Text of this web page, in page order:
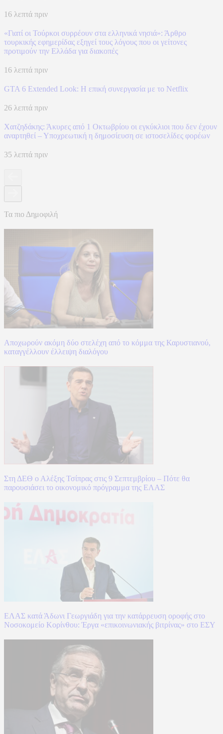
16 λεπτά πριν
«Γιατί οι Τούρκοι συρρέουν στα ελληνικά νησιά»: Άρθρο
τουρκικής εφημερίδας εξηγεί τους λόγους που οι γείτονες
προτιμούν την Ελλάδα για διακοπές
16 λεπτά πριν
GTA 6 Extended Look: Η επική συνεργασία με το Netflix
26 λεπτά πριν
Χατζηδάκης: Άκυρες από 1 Οκτωβρίου οι εγκύκλιοι που δεν έχουν
αναρτηθεί – Υποχρεωτική η δημοσίευση σε ιστοσελίδες φορέων
35 λεπτά πριν
Τα πιο Δημοφιλή
Αποχωρούν ακόμη δύο στελέχη από το κόμμα της Καρυστιανού,
καταγγέλλουν έλλειψη διαλόγου
Στη ΔΕΘ ο Αλέξης Τσίπρας στις 9 Σεπτεμβρίου – Πότε θα
παρουσιάσει το οικονομικό πρόγραμμα της ΕΛΑΣ
ΕΛΑΣ κατά Άδωνι Γεωργιάδη για την κατάρρευση οροφής στο
Νοσοκομείο Κορίνθου: Έργα «επικοινωνιακής βιτρίνας» στο ΕΣΥ